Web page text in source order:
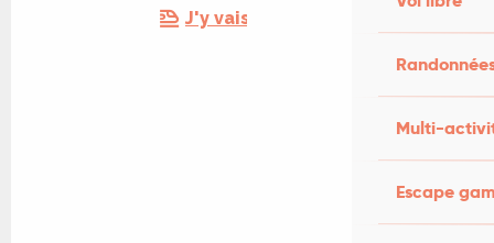
Multi-
Escape
J'y vais en train !